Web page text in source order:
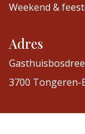
Weekend &
Adres
3700